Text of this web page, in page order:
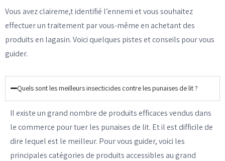
Vous avez claireme,t identifié l’ennemi et vous souhaitez
effectuer un traitement par vous-même en achetant des
produits en lagasin. Voici quelques pistes et conseils pour vous
guider.
Quels sont les meilleurs insecticides contre les punaises de lit ?
Il existe un grand nombre de produits efficaces vendus dans
le commerce pour tuer les punaises de lit. Et il est difficile de
dire lequel est le meilleur. Pour vous guider, voici les
principales catégories de produits accessibles au grand